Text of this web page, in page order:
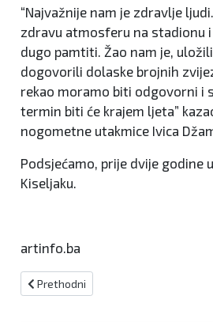
“Najvažnije nam je zdravlje
zdravu atmosferu na stadionu
dugo pamtiti. Žao nam je,
dogovorili dolaske brojnih
rekao moramo biti odgovorni i
termin biti će krajem ljeta”
nogometne utakmice Ivica
Podsjećamo, prije dvije godine
Kiseljaku.
artinfo.ba
Prethodni članak: Hrvatska od 16 i
Prethodni